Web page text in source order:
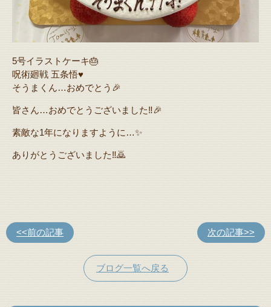
5号イラストケーキ🎂
呪術廻戦 五条悟♥️
そうまくん…おめでとう🎉
皆さん…おめでとうございました‼️🎉
素敵な1年になりますように…✨
ありがとうございました‼️🙇
次の記事>>
<<前の記事
ブログ一覧へ戻る